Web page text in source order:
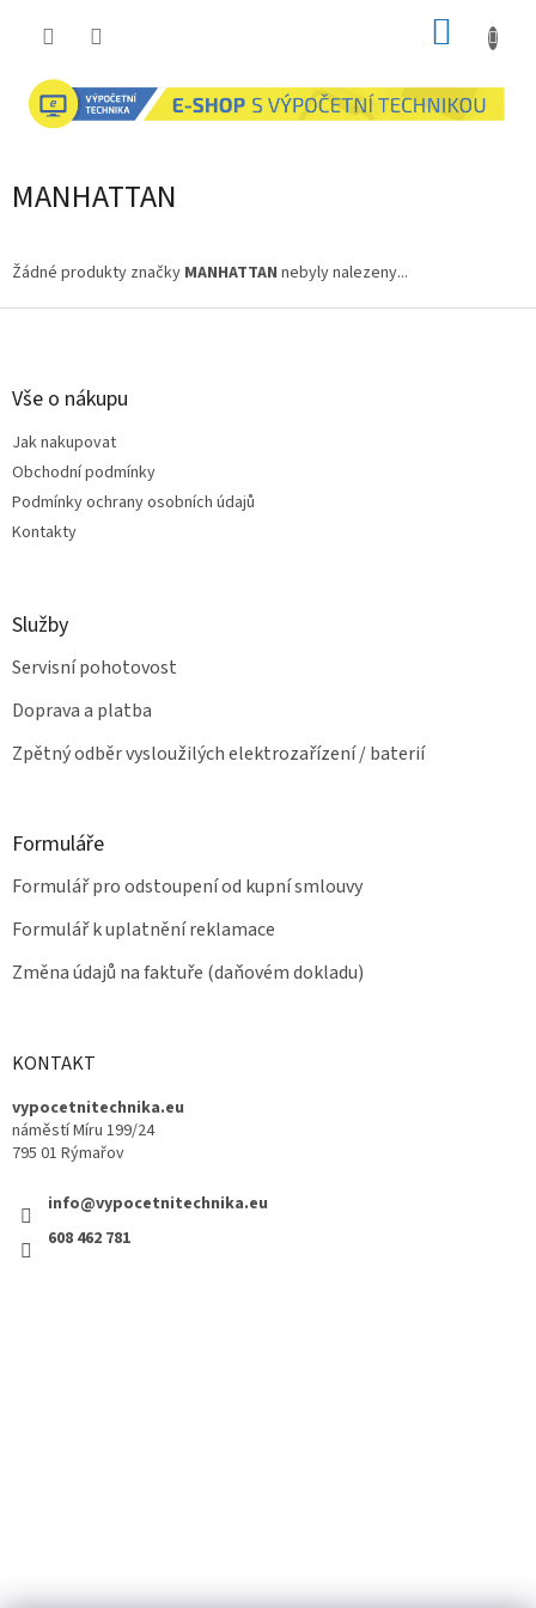
MANHATTAN
Žádné produkty značky MANHATTAN nebyly nalezeny...
Z
Vše o nákupu
Jak nakupovat
Obchodní podmínky
Podmínky ochrany osobních údajů
Kontakty
Služby
Servisní pohotovost
Doprava a platba
Zpětný odběr vysloužilých elektrozařízení / baterií
Formuláře
Formulář pro odstoupení od kupní smlouvy
Formulář k uplatnění reklamace
Změna údajů na faktuře (daňovém dokladu)
KONTAKT
vypocetnitechnika.eu
náměstí Míru 199/24
795 01 Rýmařov
info@vypocetnitechnika.eu
608 462 781